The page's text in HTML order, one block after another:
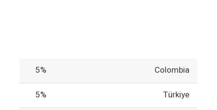
Colombia
5%
Türkiye
5%